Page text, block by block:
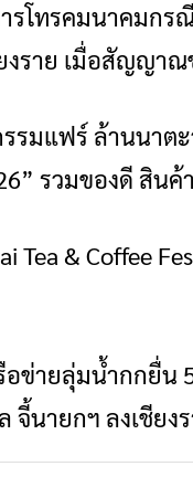
ข่าว
รโทรคมนาคมกร
งราย เมื่อสัญญาณ
ข่าว
รมแฟร์ ล้านนาต
รวมของดี สินค้
พะเยา แพร่ และ
อนเสิร์ตจากศิลปิ
ข่าว
Tea & Coffee
ข่าว
อข่ายลุ่มน้ำกกยื่น
จี้นายกฯ ลงเชียงร
ปนเปื้อนต้นน้ำ